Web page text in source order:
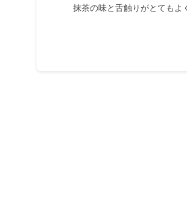
抹茶の味と舌触りがとてもよ